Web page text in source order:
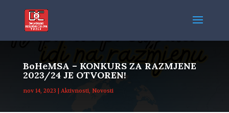
BoHeMSA – KONKURS ZA RAZMJENE
2023/24 JE OTVOREN!
nov 14, 2023 Aktivnosti, Novosti